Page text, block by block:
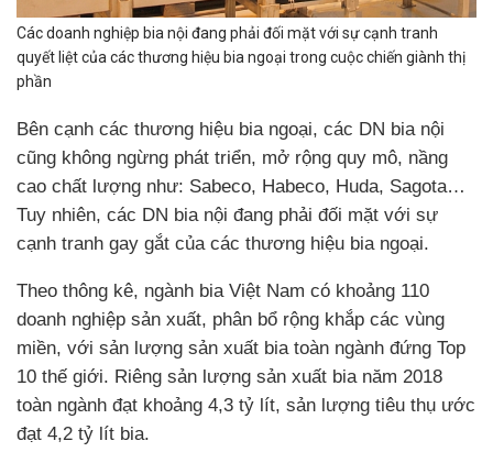
Các doanh nghiệp bia nội đang phải đối mặt với sự cạnh tranh
quyết liệt của các thương hiệu bia ngoại trong cuộc chiến giành thị
phần
Bên cạnh các thương hiệu bia ngoại, các DN bia nội
cũng không ngừng phát triển, mở rộng quy mô, nầng
cao chất lượng như: Sabeco, Habeco, Huda, Sagota…
Tuy nhiên, các DN bia nội đang phải đối mặt với sự
cạnh tranh gay gắt của các thương hiệu bia ngoại.
Theo thông kê, ngành bia Việt Nam có khoảng 110
doanh nghiệp sản xuất, phân bổ rộng khắp các vùng
miền, với sản lượng sản xuất bia toàn ngành đứng Top
10 thế giới. Riêng sản lượng sản xuất bia năm 2018
toàn ngành đạt khoảng 4,3 tỷ lít, sản lượng tiêu thụ ước
đạt 4,2 tỷ lít bia.